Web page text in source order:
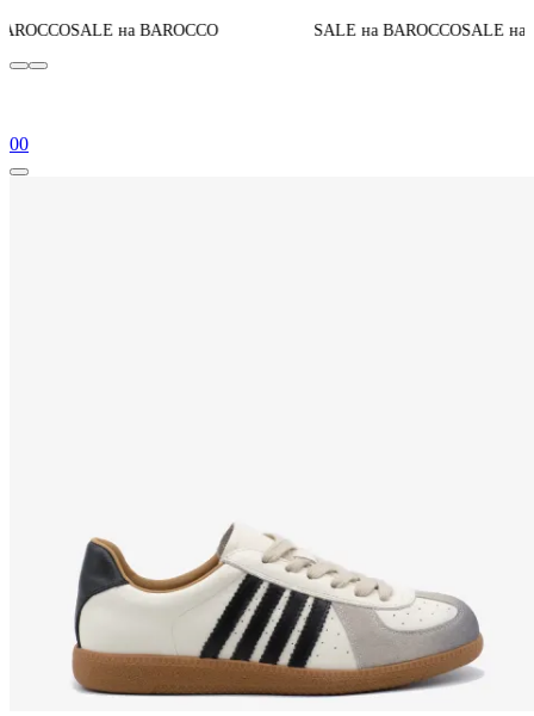
BAROCCO SALE на BAROCCOSALE на BAROCCOДо
00